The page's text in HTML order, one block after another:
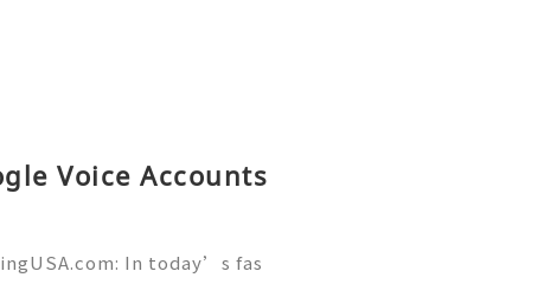
Voice Accounts
In today’s fas